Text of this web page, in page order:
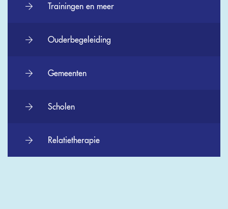
Trainingen en meer
Ouderbegeleiding
Gemeenten
Scholen
Relatietherapie